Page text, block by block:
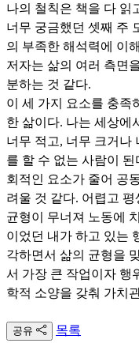
나의 철칙은 책을 다 읽
너무 궁금했던 셋째 주
의 부족한 해석력에 이
저자는 삶의 여러 측면
분하는 것 같다.
이 세 가지 요소를 충족
한 삶이다. 나는 세상에
너무 적고, 너무 크거나
를 할 수 없는 사람이
회적인 요소가 줄어 공
려울 것 같다. 어렵고
균형이 무너져 노동에
이었던 내가 하고 있는
각하면서 삶의 균형을
서 가장 큰 작업이자 행
학적 소양을 갖춰 가치
공유
목록